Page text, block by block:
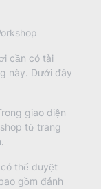
cần có tài
này. Dưới đây
giao diện
từ trang
thể duyệt
gồm đánh